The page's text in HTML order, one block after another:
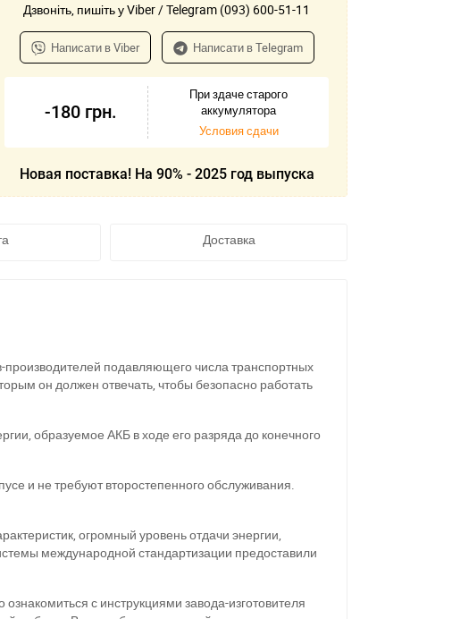
Дзвоніть, пишіть у Viber / Telegram (093) 600-51-11
Написати в Viber Написати в Telegram
-180 грн.
При здаче старого
аккумулятора
Условия сдачи
Новая поставка! На 90% - 2025 год выпуска
Доставка
подавляющего числа транспортных
он должен отвечать, чтобы безопасно работать
образуемое АКБ в ходе его разряда до конечного
и не требуют второстепенного обслуживания.
огромный уровень отдачи энергии,
международной стандартизации предоставили
с инструкциями завода-изготовителя
600-51-11